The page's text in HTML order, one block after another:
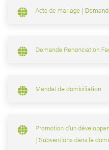
Acte de mariage |
Demande Renonciation
Mandat de domiciliation
Promotion d’un
| Subventions dans le